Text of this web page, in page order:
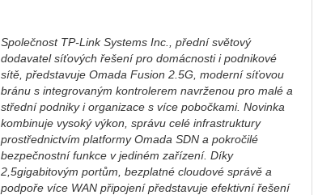
Společnost TP-Link Systems Inc., přední světový
dodavatel síťových řešení pro domácnosti i podnikové
sítě, představuje Omada Fusion 2.5G, moderní síťovou
bránu s integrovaným kontrolerem navrženou pro malé a
střední podniky i organizace s více pobočkami. Novinka
kombinuje vysoký výkon, správu celé infrastruktury
prostřednictvím platformy Omada SDN a pokročilé
bezpečnostní funkce v jediném zařízení. Díky
2,5gigabitovým portům, bezplatné cloudové správě a
podpoře více WAN připojení představuje efektivní řešení